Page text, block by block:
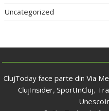
Uncategorized
ClujToday face parte din Via
ClujInsider, SportInCluj,